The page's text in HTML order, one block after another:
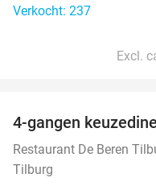
Verkocht: 237
Excl.
4-gangen
Restaurant De Beren
Tilburg